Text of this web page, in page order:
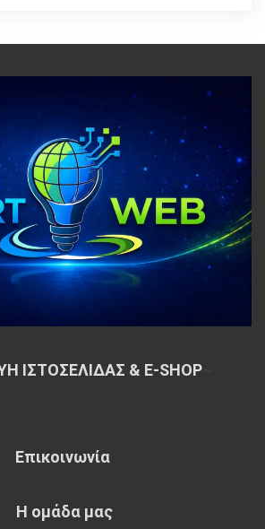
ΙΣΤΟΣΕΛΙΔΑΣ & E-SHOP~
Επικοινωνία
Η ομάδα μας